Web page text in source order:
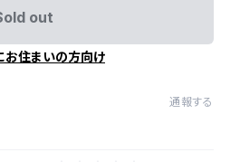
out
お住まいの方向け
通報する